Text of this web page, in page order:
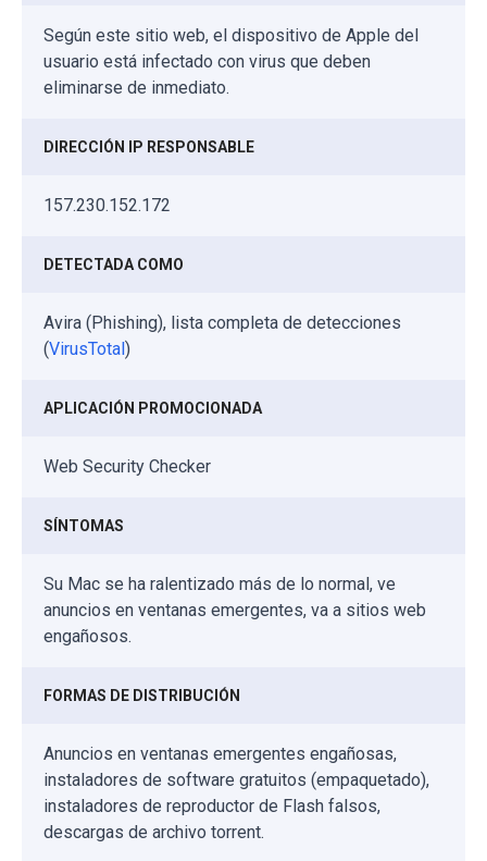
Según este sitio web, el dispositivo de Apple del
usuario está infectado con virus que deben
eliminarse de inmediato.
DIRECCIÓN IP RESPONSABLE
157.230.152.172
DETECTADA COMO
Avira (Phishing), lista completa de detecciones
(VirusTotal)
APLICACIÓN PROMOCIONADA
Web Security Checker
SÍNTOMAS
Su Mac se ha ralentizado más de lo normal, ve
anuncios en ventanas emergentes, va a sitios web
engañosos.
FORMAS DE DISTRIBUCIÓN
Anuncios en ventanas emergentes engañosas,
instaladores de software gratuitos (empaquetado),
instaladores de reproductor de Flash falsos,
descargas de archivo torrent.